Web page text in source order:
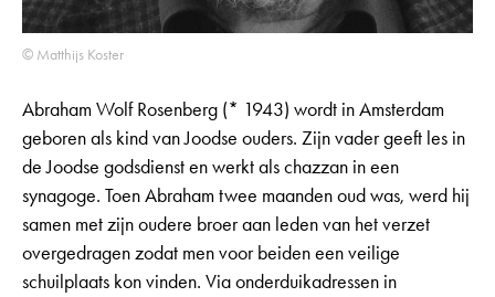
© Matthijs Koster
Abraham Wolf Rosenberg (* 1943) wordt in Amsterdam
geboren als kind van Joodse ouders. Zijn vader geeft les in
de Joodse godsdienst en werkt als chazzan in een
synagoge. Toen Abraham twee maanden oud was, werd hij
samen met zijn oudere broer aan leden van het verzet
overgedragen zodat men voor beiden een veilige
schuilplaats kon vinden. Via onderduikadressen in